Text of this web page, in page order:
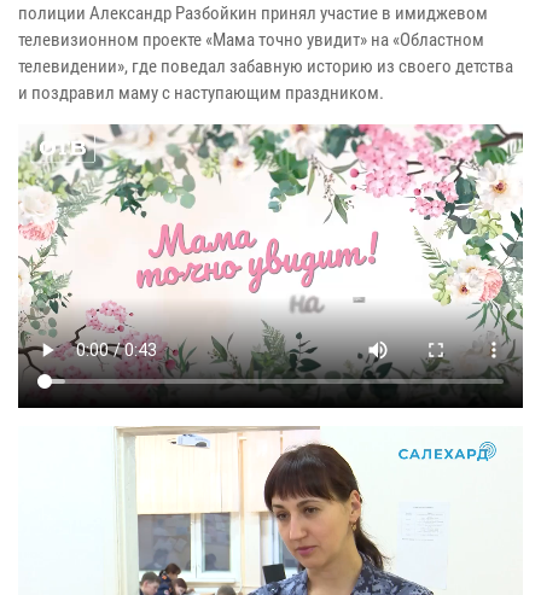
полиции Александр Разбойкин принял участие в имиджевом
телевизионном проекте «Мама точно увидит» на «Областном
телевидении», где поведал забавную историю из своего детства
и поздравил маму с наступающим праздником.